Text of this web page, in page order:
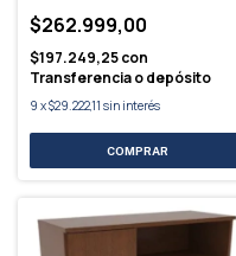
$262.999,00
$197.249,25con
Transferencia o depósito
9 x$29.222,11 sin interés